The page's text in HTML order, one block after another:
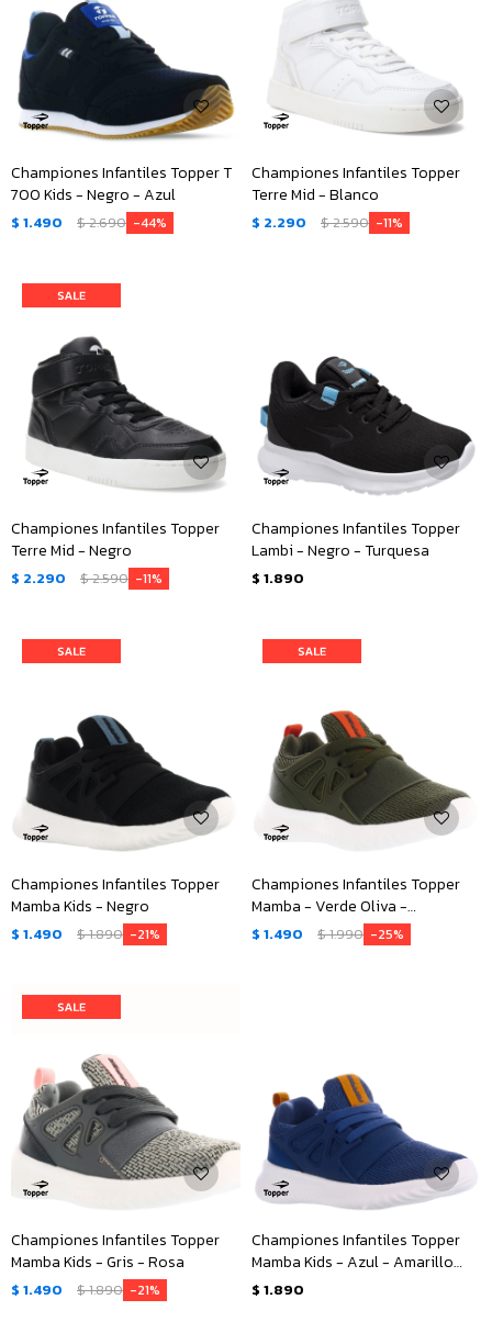
Championes Infantiles Topper T
700 Kids - Negro - Azul
$ 1.490 $2.690 44
Championes Infantiles Topper
Terre Mid - Blanco
$ 2.290 $2.590 11
Championes Infantiles Topper
Terre Mid - Negro
$ 2.290 $2.590 11
Championes Infantiles Topper
Lambi - Negro - Turquesa
$ 1.890
Championes Infantiles Topper
Mamba Kids - Negro
$ 1.490 $1.890 21
Championes Infantiles Topper
Mamba - Verde Oliva -
Anaranjado
$ 1.490 $1.990 25
Championes Infantiles Topper
Mamba Kids - Gris - Rosa
$ 1.490 $1.890 21
Championes Infantiles Topper
Mamba Kids - Azul - Amarillo
Ocre
$ 1.890